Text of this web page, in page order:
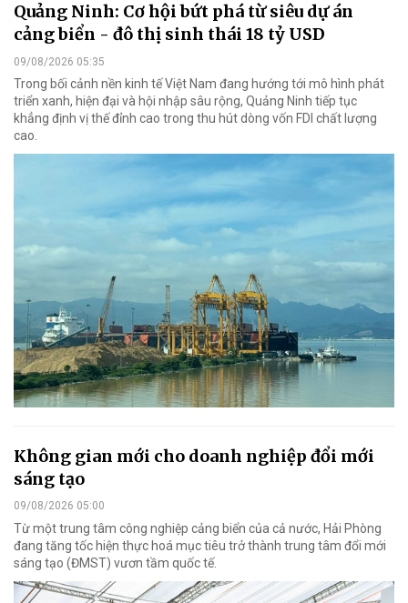
Quảng Ninh: Cơ hội bứt phá từ siêu dự án
cảng biển - đô thị sinh thái 18 tỷ USD
09/08/2026 05:35
Trong bối cảnh nền kinh tế Việt Nam đang hướng tới mô hình phát
triển xanh, hiện đại và hội nhập sâu rộng, Quảng Ninh tiếp tục
khẳng định vị thế đỉnh cao trong thu hút dòng vốn FDI chất lượng
cao.
Không gian mới cho doanh nghiệp đổi mới
sáng tạo
09/08/2026 05:00
Từ một trung tâm công nghiệp cảng biển của cả nước, Hải Phòng
đang tăng tốc hiện thực hoá mục tiêu trở thành trung tâm đổi mới
sáng tạo (ĐMST) vươn tầm quốc tế.